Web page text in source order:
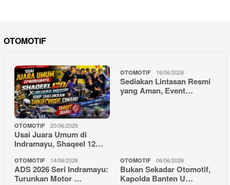
OTOMOTIF
OTOMOTIF 20/06/2026
Usai Juara Umum di
Indramayu, Shaqeel 12…
OTOMOTIF 16/06/2026
Sediakan Lintasan Resmi
yang Aman, Event…
OTOMOTIF 14/06/2026
ADS 2026 Seri Indramayu:
Turunkan Motor …
OTOMOTIF 06/06/2026
Bukan Sekadar Otomotif,
Kapolda Banten U…